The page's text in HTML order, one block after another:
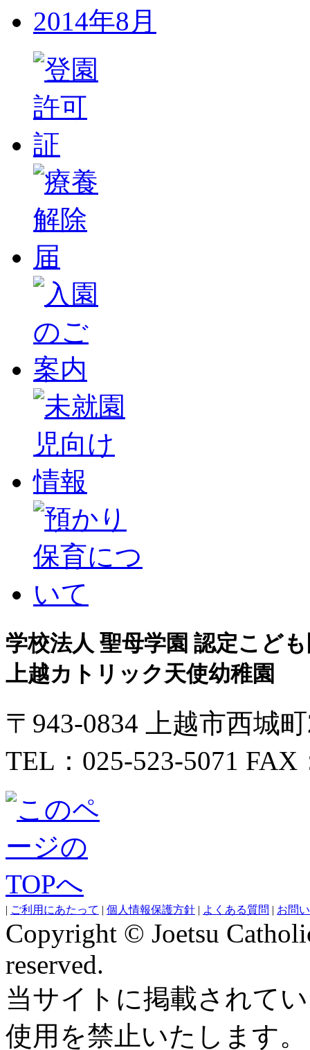
2014年8月
学校法人 聖母学園 認定こど
上越カトリック天使幼稚園
〒943-0834 上越市西城
TEL：025-523-5071 FAX
| ご利用にあたって | 個人情報保護方針 | よくある質問 | お問
Copyright © Joetsu
reserved.
当サイトに掲載されて
使用を禁止いたします。